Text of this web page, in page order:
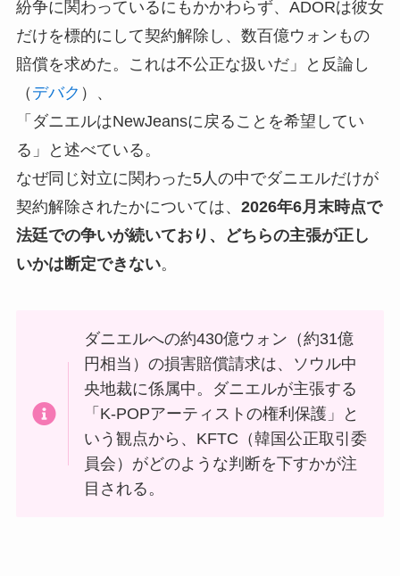
紛争に関わっているにもかかわらず、ADORは彼女
だけを標的にして契約解除し、数百億ウォンもの
賠償を求めた。これは不公正な扱いだ」と反論し
（ デバク ）、
「ダニエルはNewJeansに戻ることを希望してい
る」と述べている。
なぜ同じ対立に関わった5人の中でダニエルだけが
契約解除されたかについては、 2026年6月末時点で
法廷での争いが続いており、どちらの主張が正し
いかは断定できない。
ダニエルへの約430億ウォン（約31億
円相当）の損害賠償請求は、ソウル中
央地裁に係属中。ダニエルが主張する
「K-POPアーティストの権利保護」と
いう観点から、KFTC（韓国公正取引委
員会）がどのような判断を下すかが注
目される。